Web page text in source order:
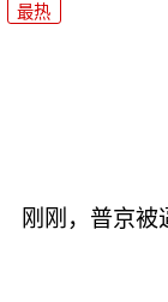
最热
刚刚，普京被